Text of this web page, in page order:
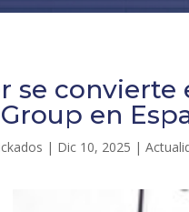
se
en
| Dic 10, 2025 |